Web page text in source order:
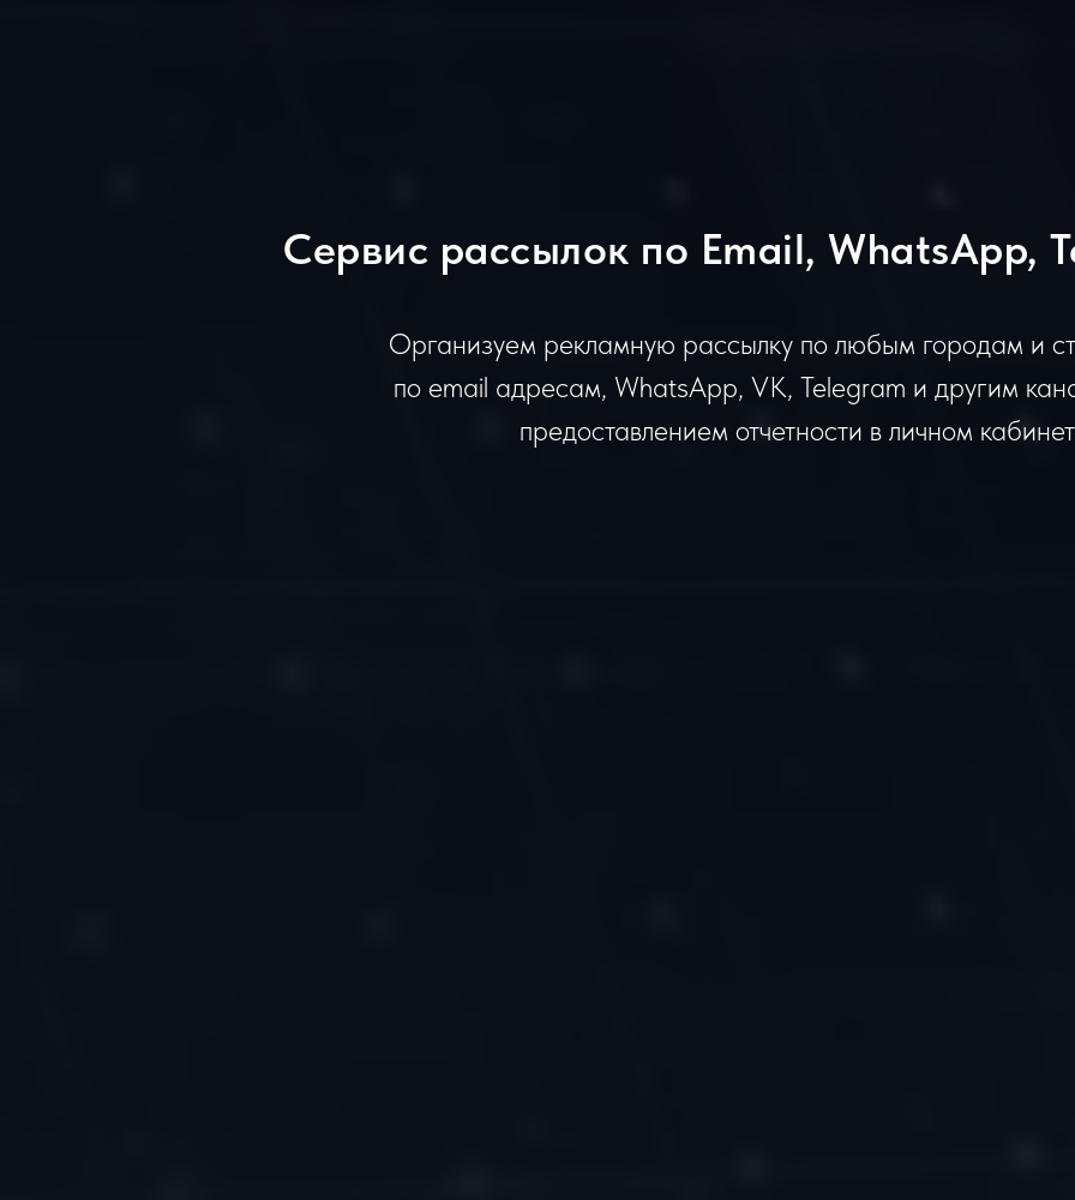
Сервис рассылок по Email, WhatsApp,
Организуем рекламную рассылку по любым городам и
по email адресам, WhatsApp, VK, Telegram и другим
предоставлением отчетности в личном